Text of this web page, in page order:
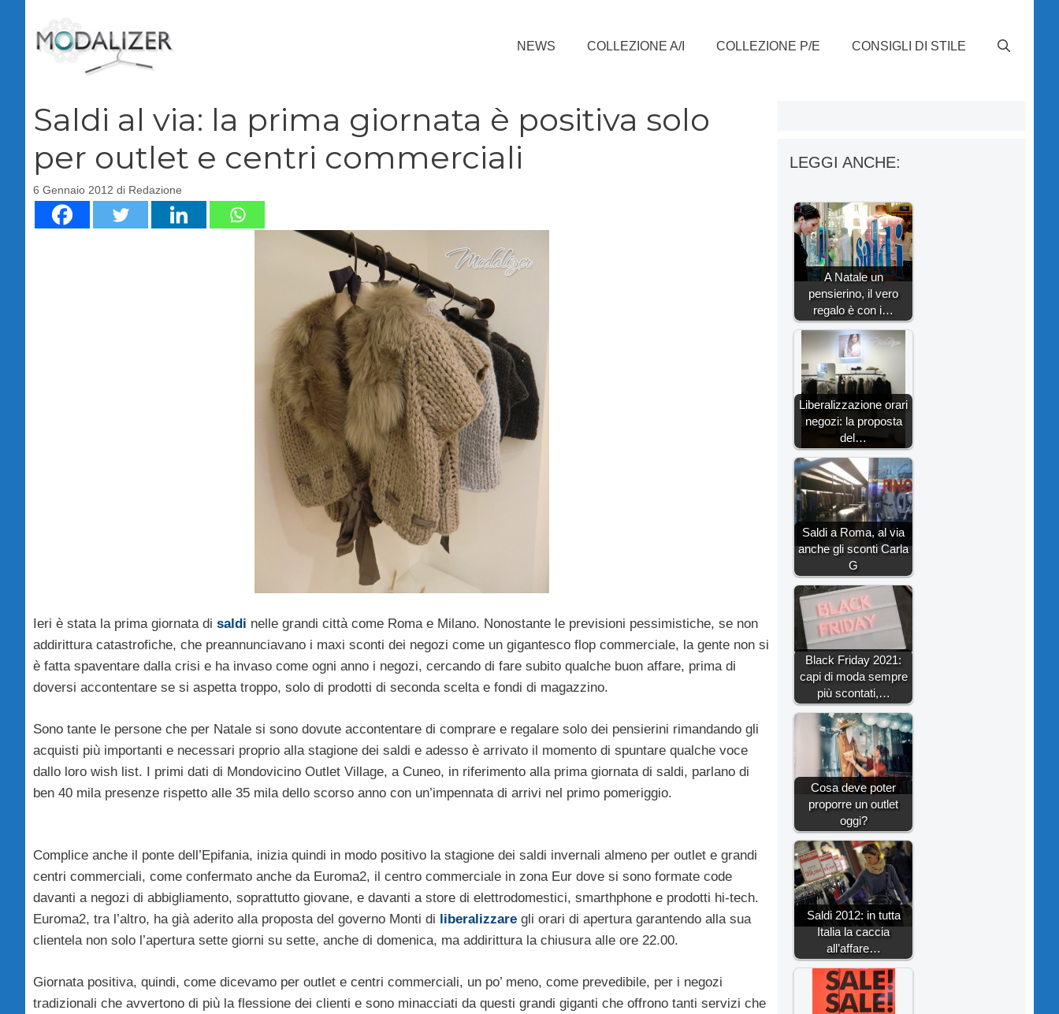
contenuto
NEWS COLLEZIONE A/I COLLEZIONE P/E CONSIGLI DI STILE
Saldi al via: la prima giornata è positiva solo
per outlet e centri commerciali
6 Gennaio 2012 di Redazione
Ieri è stata la prima giornata di saldi nelle grandi città come Roma e Milano. Nonostante le previsioni pessimistiche, se non
addirittura catastrofiche, che preannunciavano i maxi sconti dei negozi come un gigantesco flop commerciale, la gente non si
è fatta spaventare dalla crisi e ha invaso come ogni anno i negozi, cercando di fare subito qualche buon affare, prima di
doversi accontentare se si aspetta troppo, solo di prodotti di seconda scelta e fondi di magazzino.
Sono tante le persone che per Natale si sono dovute accontentare di comprare e regalare solo dei pensierini rimandando gli
acquisti più importanti e necessari proprio alla stagione dei saldi e adesso è arrivato il momento di spuntare qualche voce
dallo loro wish list. I primi dati di Mondovicino Outlet Village, a Cuneo, in riferimento alla prima giornata di saldi, parlano di
ben 40 mila presenze rispetto alle 35 mila dello scorso anno con un’impennata di arrivi nel primo pomeriggio.
Complice anche il ponte dell’Epifania, inizia quindi in modo positivo la stagione dei saldi invernali almeno per outlet e grandi
centri commerciali, come confermato anche da Euroma2, il centro commerciale in zona Eur dove si sono formate code
davanti a negozi di abbigliamento, soprattutto giovane, e davanti a store di elettrodomestici, smarthphone e prodotti hi-tech.
Euroma2, tra l’altro, ha già aderito alla proposta del governo Monti di
liberalizzare gli orari di apertura garantendo alla sua
clientela non solo l’apertura sette giorni su sette, anche di domenica, ma addirittura la chiusura alle ore 22.00.
Giornata positiva, quindi, come dicevamo per outlet e centri commerciali, un po’ meno, come prevedibile, per i negozi
tradizionali che avvertono di più la flessione dei clienti e sono minacciati da questi grandi giganti che offrono tanti servizi che
LEGGI ANCHE:
A Natale un
pensierino, il vero
regalo è con i…
Liberalizzazione orari
negozi: la proposta
del…
Saldi a Roma, al via
anche gli sconti Carla
G
Black Friday 2021:
capi di moda sempre
più scontati,…
Cosa deve poter
proporre un outlet
oggi?
Saldi 2012: in tutta
Italia la caccia
all’affare…